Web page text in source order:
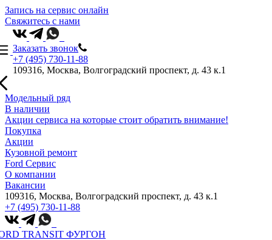
Запись на сервис онлайн
Свяжитесь с нами
Заказать звонок
+7 (495) 730-11-88
109316, Москва, Волгоградский проспект, д. 43 к.1
Модельный ряд
В наличии
Акции сервиса на которые стоит обратить внимание!
Покупка
Акции
Кузовной ремонт
Ford Сервис
О компании
Вакансии
109316, Москва, Волгоградский проспект, д. 43 к.1
+7 (495) 730-11-88
TRANSIT ФУРГОН